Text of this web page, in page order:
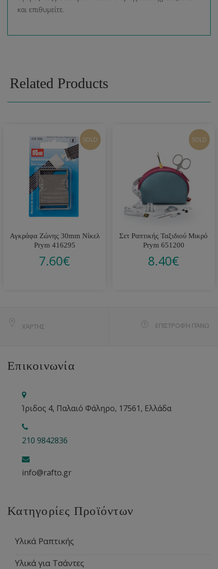
και επιθυμείτε.
Related Products
SOLD
Αγκράφα Ζώνης 30mm Νίκελ
Prym 416295
7.60€
SOLD
Σετ Ραπτικής Ταξιδιού Μικρό
Prym 651200
8.40€
ΧΆΡΤΗΣ ΕΠΙΣΤΡΟΦΉ ΠΆΝΩ
Επικοινωνία
Ίριδος 4, Παλαιό Φάληρο, 17561, Ελλάδα
210 9842836
info@rafto.gr
Κατηγορίες Προϊόντων
Υλικά Ραπτικής
Υλικά για Τσάντες